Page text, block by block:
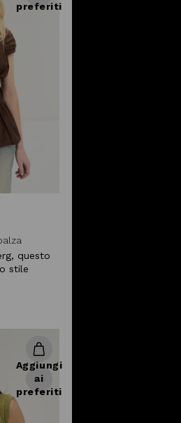
preferiti
questo
stile
Aggiungi
ai
preferiti